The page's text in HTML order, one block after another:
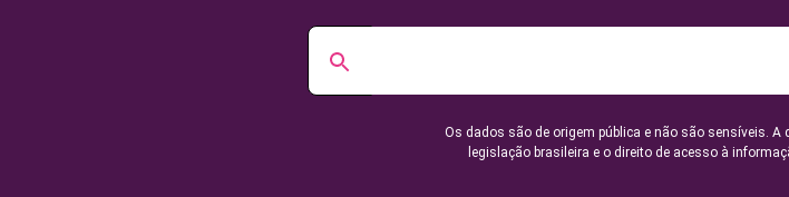
Os dados são de origem pública e não são sensíveis.
legislação brasileira e o direito de acesso à